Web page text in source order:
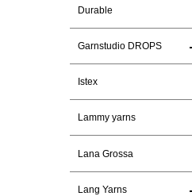
Durable
Garnstudio DROPS
Istex
Lammy yarns
Lana Grossa
Lang Yarns